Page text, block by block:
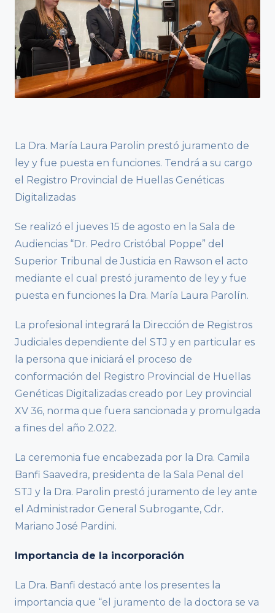
La Dra. María Laura Parolin prestó juramento de
ley y fue puesta en funciones. Tendrá a su cargo
el Registro Provincial de Huellas Genéticas
Digitalizadas
Se realizó el jueves 15 de agosto en la Sala de
Audiencias “Dr. Pedro Cristóbal Poppe” del
Superior Tribunal de Justicia en Rawson el acto
mediante el cual prestó juramento de ley y fue
puesta en funciones la Dra. María Laura Parolín.
La profesional integrará la Dirección de Registros
Judiciales dependiente del STJ y en particular es
la persona que iniciará el proceso de
conformación del Registro Provincial de Huellas
Genéticas Digitalizadas creado por Ley provincial
XV 36, norma que fuera sancionada y promulgada
a fines del año 2.022.
La ceremonia fue encabezada por la Dra. Camila
Banfi Saavedra, presidenta de la Sala Penal del
STJ y la Dra. Parolin prestó juramento de ley ante
el Administrador General Subrogante, Cdr.
Mariano José Pardini.
Importancia de la incorporación
La Dra. Banfi destacó ante los presentes la
importancia que “el juramento de la doctora se va